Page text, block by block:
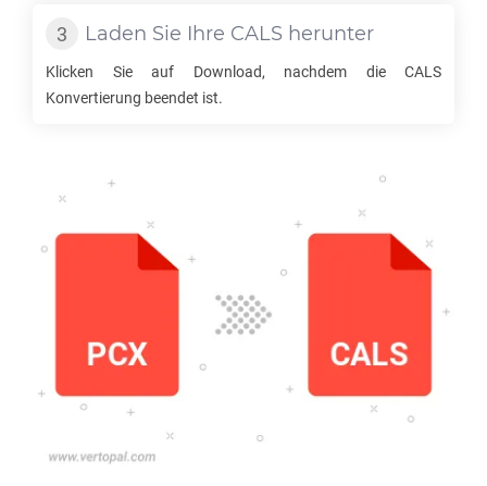
Laden Sie Ihre CALS herunter
Klicken Sie auf Download, nachdem die CALS
Konvertierung beendet ist.